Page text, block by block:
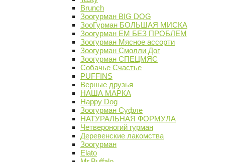
Brunch
Зоогурман BIG DOG
ЗооГурман БОЛЬШАЯ МИСКА
Зоогурман ЕМ БЕЗ ПРОБЛЕМ
Зоогурман Мясное ассорти
Зоогурман Смолли Дог
Зоогурман СПЕЦМЯС
Собачье Счастье
PUFFINS
Верные друзья
НАША МАРКА
Happy Dog
Зоогурман Суфле
НАТУРАЛЬНАЯ ФОРМУЛА
Четвероногий гурман
Деревенские лакомства
Зоогурман
Elato